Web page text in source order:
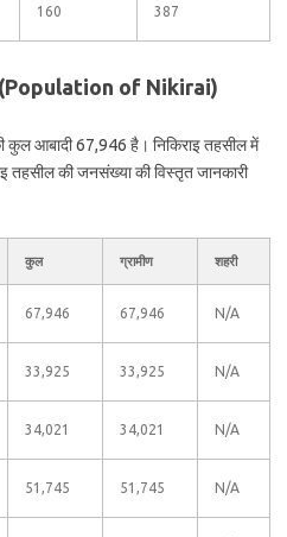
160 387
(Population of Nikirai)
आबादी 67,946 है। निकिराइ तहसील में
तहसील की जनसंख्या की विस्तृत जानकारी
कुल ग्रामीण शहरी
67,946 67,946 N/A
33,925 33,925 N/A
34,021 34,021 N/A
51,745 51,745 N/A